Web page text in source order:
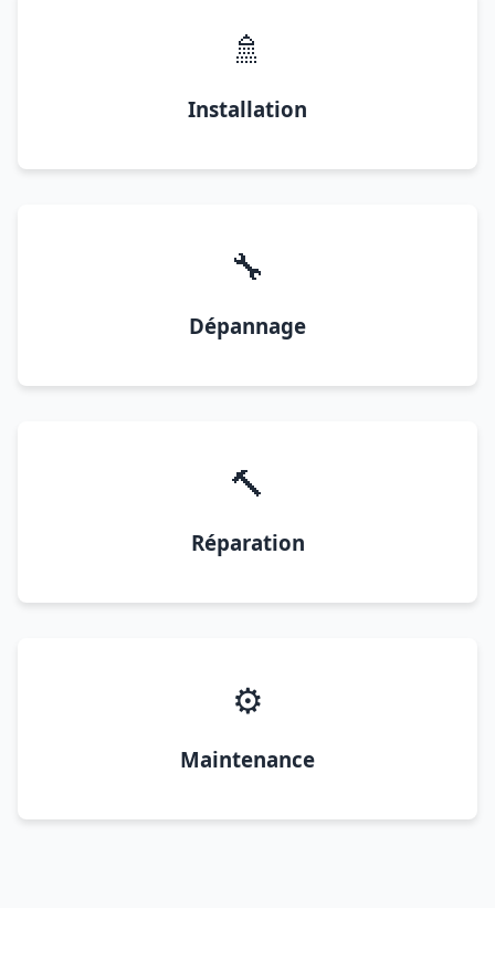
🚿
Installation
🔧
Dépannage
🔨
Réparation
⚙️
Maintenance